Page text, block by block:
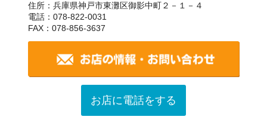
住所：兵庫県神戸市東灘区御影中町２－１－４
電話：078-822-0031
FAX：078-856-3637
お店に電話をする